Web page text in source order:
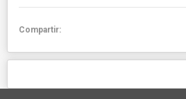
Compartir: